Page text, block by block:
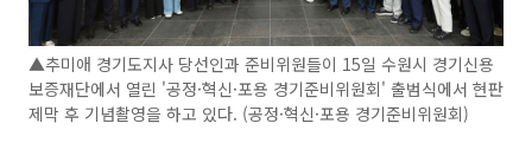
▲추미애 경기도지사 당선인과 준비위원들이 15일 수원시 경기신용
보증재단에서 열린 '공정·혁신·포용 경기준비위원회' 출범식에서 현판
제막 후 기념촬영을 하고 있다. (공정·혁신·포용 경기준비위원회)